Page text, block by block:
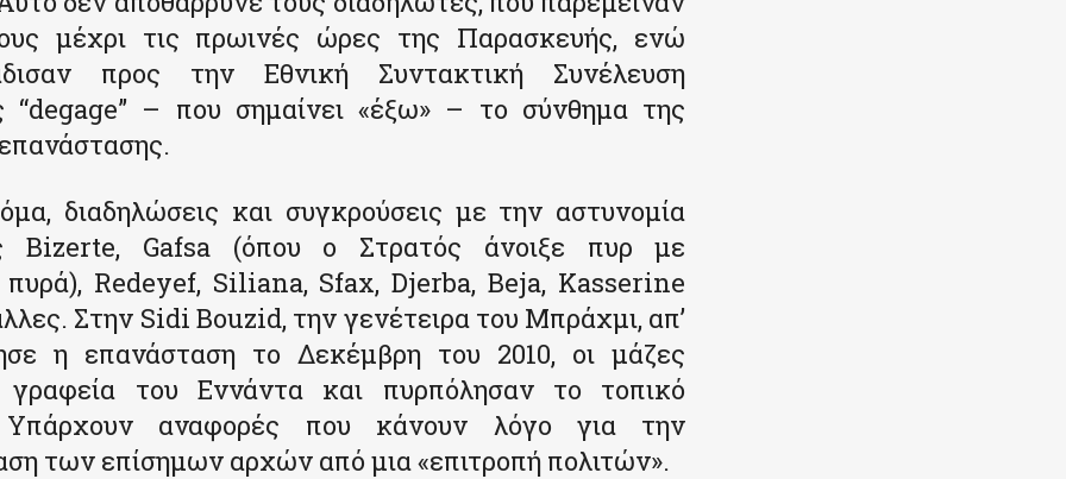
μέχρι τις πρωινές ώρες της Παρασκευής, ενώ
προς την Εθνική Συντακτική Συνέλευση
“degage” – που σημαίνει «έξω» – το σύνθημα της
διαδηλώσεις και συγκρούσεις με την αστυνομία
Bizerte, Gafsa (όπου ο Στρατός άνοιξε πυρ με
πυρά), Redeyef, Siliana, Sfax, Djerba, Beja, Kasserine
Στην Sidi Bouzid, την γενέτειρα του Μπράχμι, απ’
η επανάσταση το Δεκέμβρη του 2010, οι μάζες
του Εννάντα και πυρπόλησαν το τοπικό
Υπάρχουν αναφορές που κάνουν λόγο για την
των επίσημων αρχών από μια «επιτροπή πολιτών».